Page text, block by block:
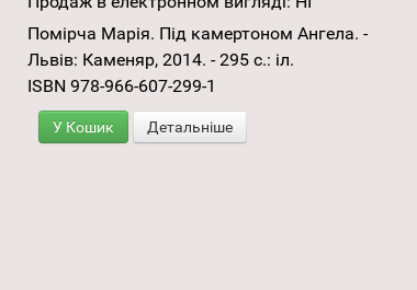
Помірча Марія. Під камертоном Ангела. -
Львів: Каменяр, 2014. - 295 с.: іл.
ISBN 978-966-607-299-1
У Кошик Детальніше